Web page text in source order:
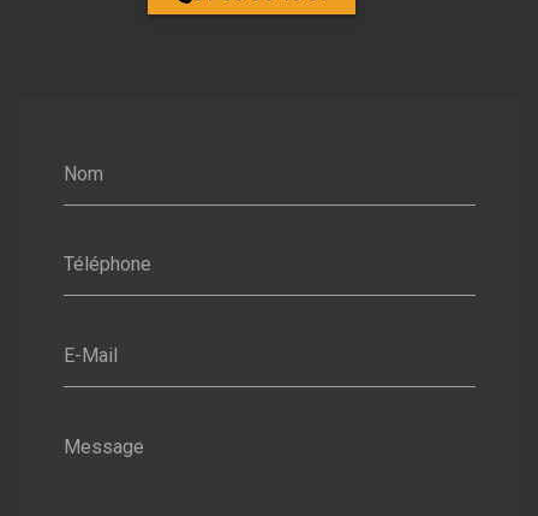
Nom
Téléphone
E-Mail
Message